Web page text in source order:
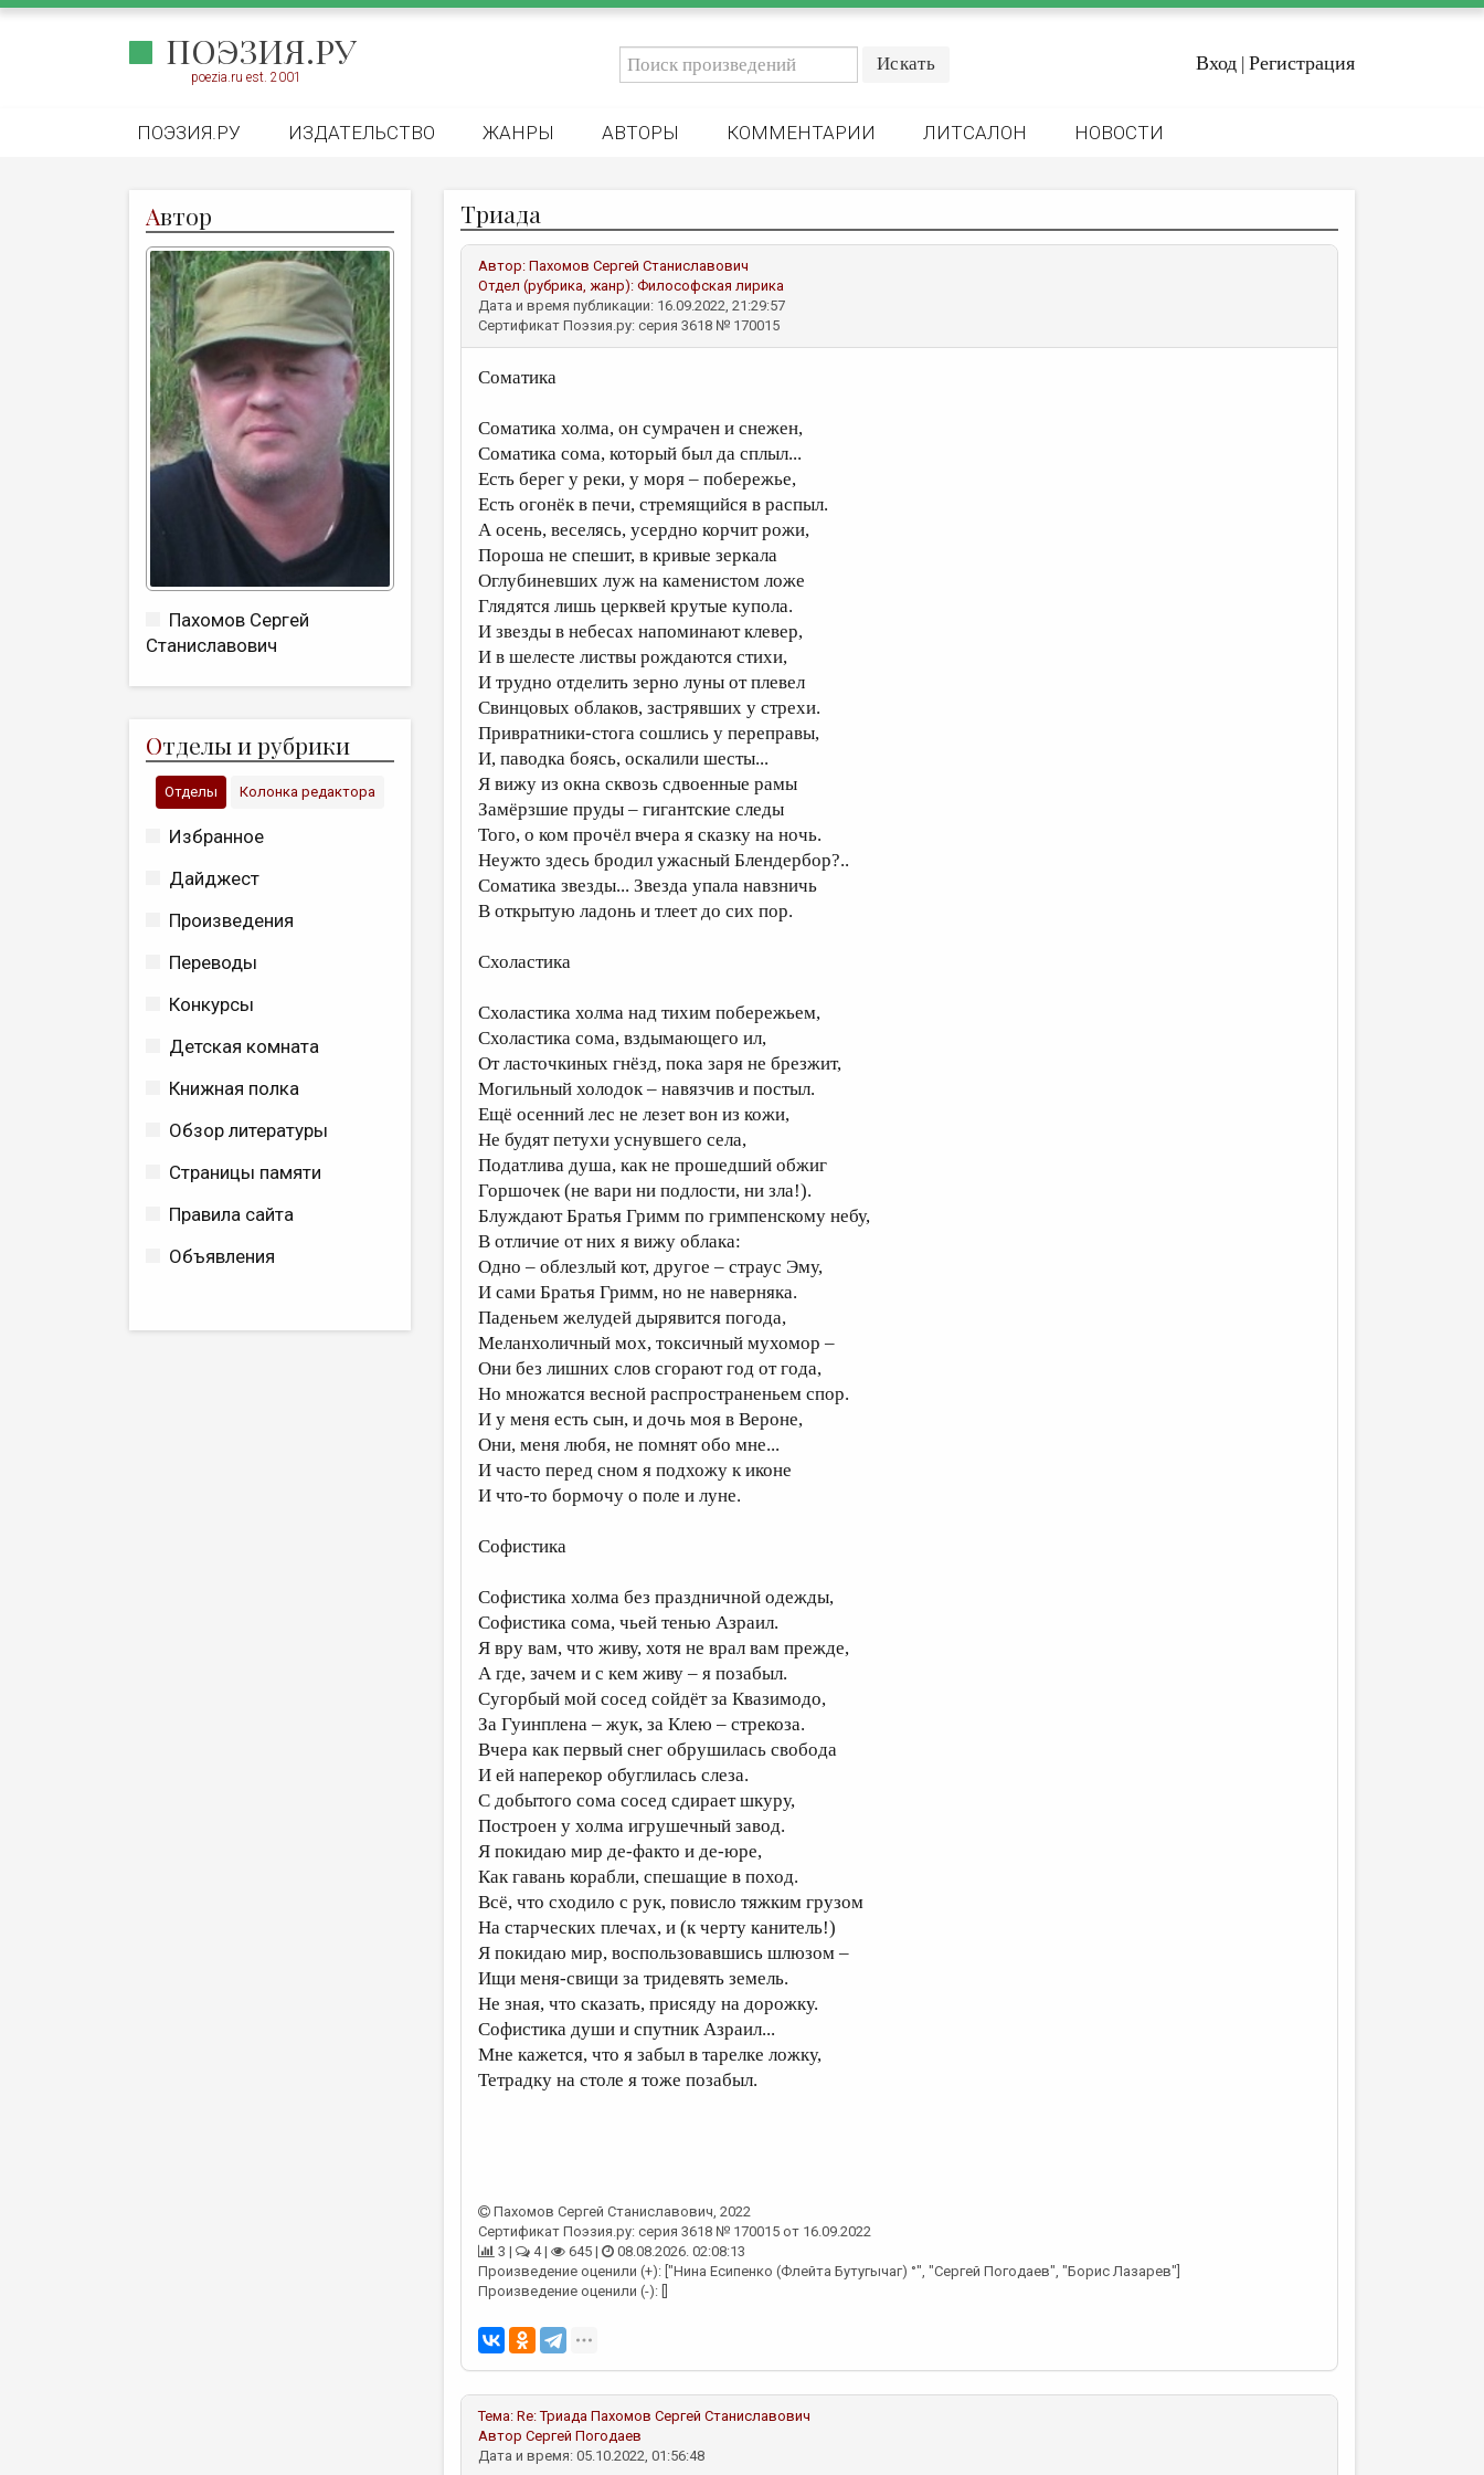
ПОЭЗИЯ.РУ
poezia.ru est. 2001
Вход | Регистрация
ПОЭЗИЯ.РУ ИЗДАТЕЛЬСТВО ЖАНРЫ АВТОРЫ КОММЕНТАРИИ ЛИТСАЛОН НОВОСТИ
Автор
Пахомов Сергей
Станиславович
Отделы и рубрики
Отделы Колонка редактора
Избранное
Дайджест
Произведения
Переводы
Конкурсы
Детская комната
Книжная полка
Обзор литературы
Страницы памяти
Правила сайта
Объявления
Триада
Автор: Пахомов Сергей Станиславович
Отдел (рубрика, жанр): Философская лирика
Дата и время публикации: 16.09.2022, 21:29:57
Сертификат Поэзия.ру: серия 3618 № 170015
Соматика
Соматика холма, он сумрачен и снежен,
Соматика сома, который был да сплыл...
Есть берег у реки, у моря – побережье,
Есть огонёк в печи, стремящийся в распыл.
А осень, веселясь, усердно корчит рожи,
Пороша не спешит, в кривые зеркала
Оглубиневших луж на каменистом ложе
Глядятся лишь церквей крутые купола.
И звезды в небесах напоминают клевер,
И в шелесте листвы рождаются стихи,
И трудно отделить зерно луны от плевел
Свинцовых облаков, застрявших у стрехи.
Привратники-стога сошлись у переправы,
И, паводка боясь, оскалили шесты...
Я вижу из окна сквозь сдвоенные рамы
Замёрзшие пруды – гигантские следы
Того, о ком прочёл вчера я сказку на ночь.
Неужто здесь бродил ужасный Блендербор?..
Соматика звезды... Звезда упала навзничь
В открытую ладонь и тлеет до сих пор.
Схоластика
Схоластика холма над тихим побережьем,
Схоластика сома, вздымающего ил,
От ласточкиных гнёзд, пока заря не брезжит,
Могильный холодок – навязчив и постыл.
Ещё осенний лес не лезет вон из кожи,
Не будят петухи уснувшего села,
Податлива душа, как не прошедший обжиг
Горшочек (не вари ни подлости, ни зла!).
Блуждают Братья Гримм по гримпенскому небу,
В отличие от них я вижу облака:
Одно – облезлый кот, другое – страус Эму,
И сами Братья Гримм, но не наверняка.
Паденьем желудей дырявится погода,
Меланхоличный мох, токсичный мухомор –
Они без лишних слов сгорают год от года,
Но множатся весной распространеньем спор.
И у меня есть сын, и дочь моя в Вероне,
Они, меня любя, не помнят обо мне...
И часто перед сном я подхожу к иконе
И что-то бормочу о поле и луне.
Софистика
Софистика холма без праздничной одежды,
Софистика сома, чьей тенью Азраил.
Я вру вам, что живу, хотя не врал вам прежде,
А где, зачем и с кем живу – я позабыл.
Сугорбый мой сосед сойдёт за Квазимодо,
За Гуинплена – жук, за Клею – стрекоза.
Вчера как первый снег обрушилась свобода
И ей наперекор обуглилась слеза.
С добытого сома сосед сдирает шкуру,
Построен у холма игрушечный завод.
Я покидаю мир де-факто и де-юре,
Как гавань корабли, спешащие в поход.
Всё, что сходило с рук, повисло тяжким грузом
На старческих плечах, и (к черту канитель!)
Я покидаю мир, воспользовавшись шлюзом –
Ищи меня-свищи за тридевять земель.
Не зная, что сказать, присяду на дорожку.
Софистика души и спутник Азраил...
Мне кажется, что я забыл в тарелке ложку,
Тетрадку на столе я тоже позабыл.
Пахомов Сергей Станиславович, 2022
Сертификат Поэзия.ру: серия 3618 № 170015 от 16.09.2022
3 |
4 | 645 |
08.08.2026. 02:08:13
Произведение оценили (+): ["Нина Есипенко (Флейта Бутугычаг) °", "Сергей Погодаев", "Борис Лазарев"]
Произведение оценили (-): []
Тема: Re: Триада Пахомов Сергей Станиславович
Автор Сергей Погодаев
Дата и время: 05.10.2022, 01:56:48